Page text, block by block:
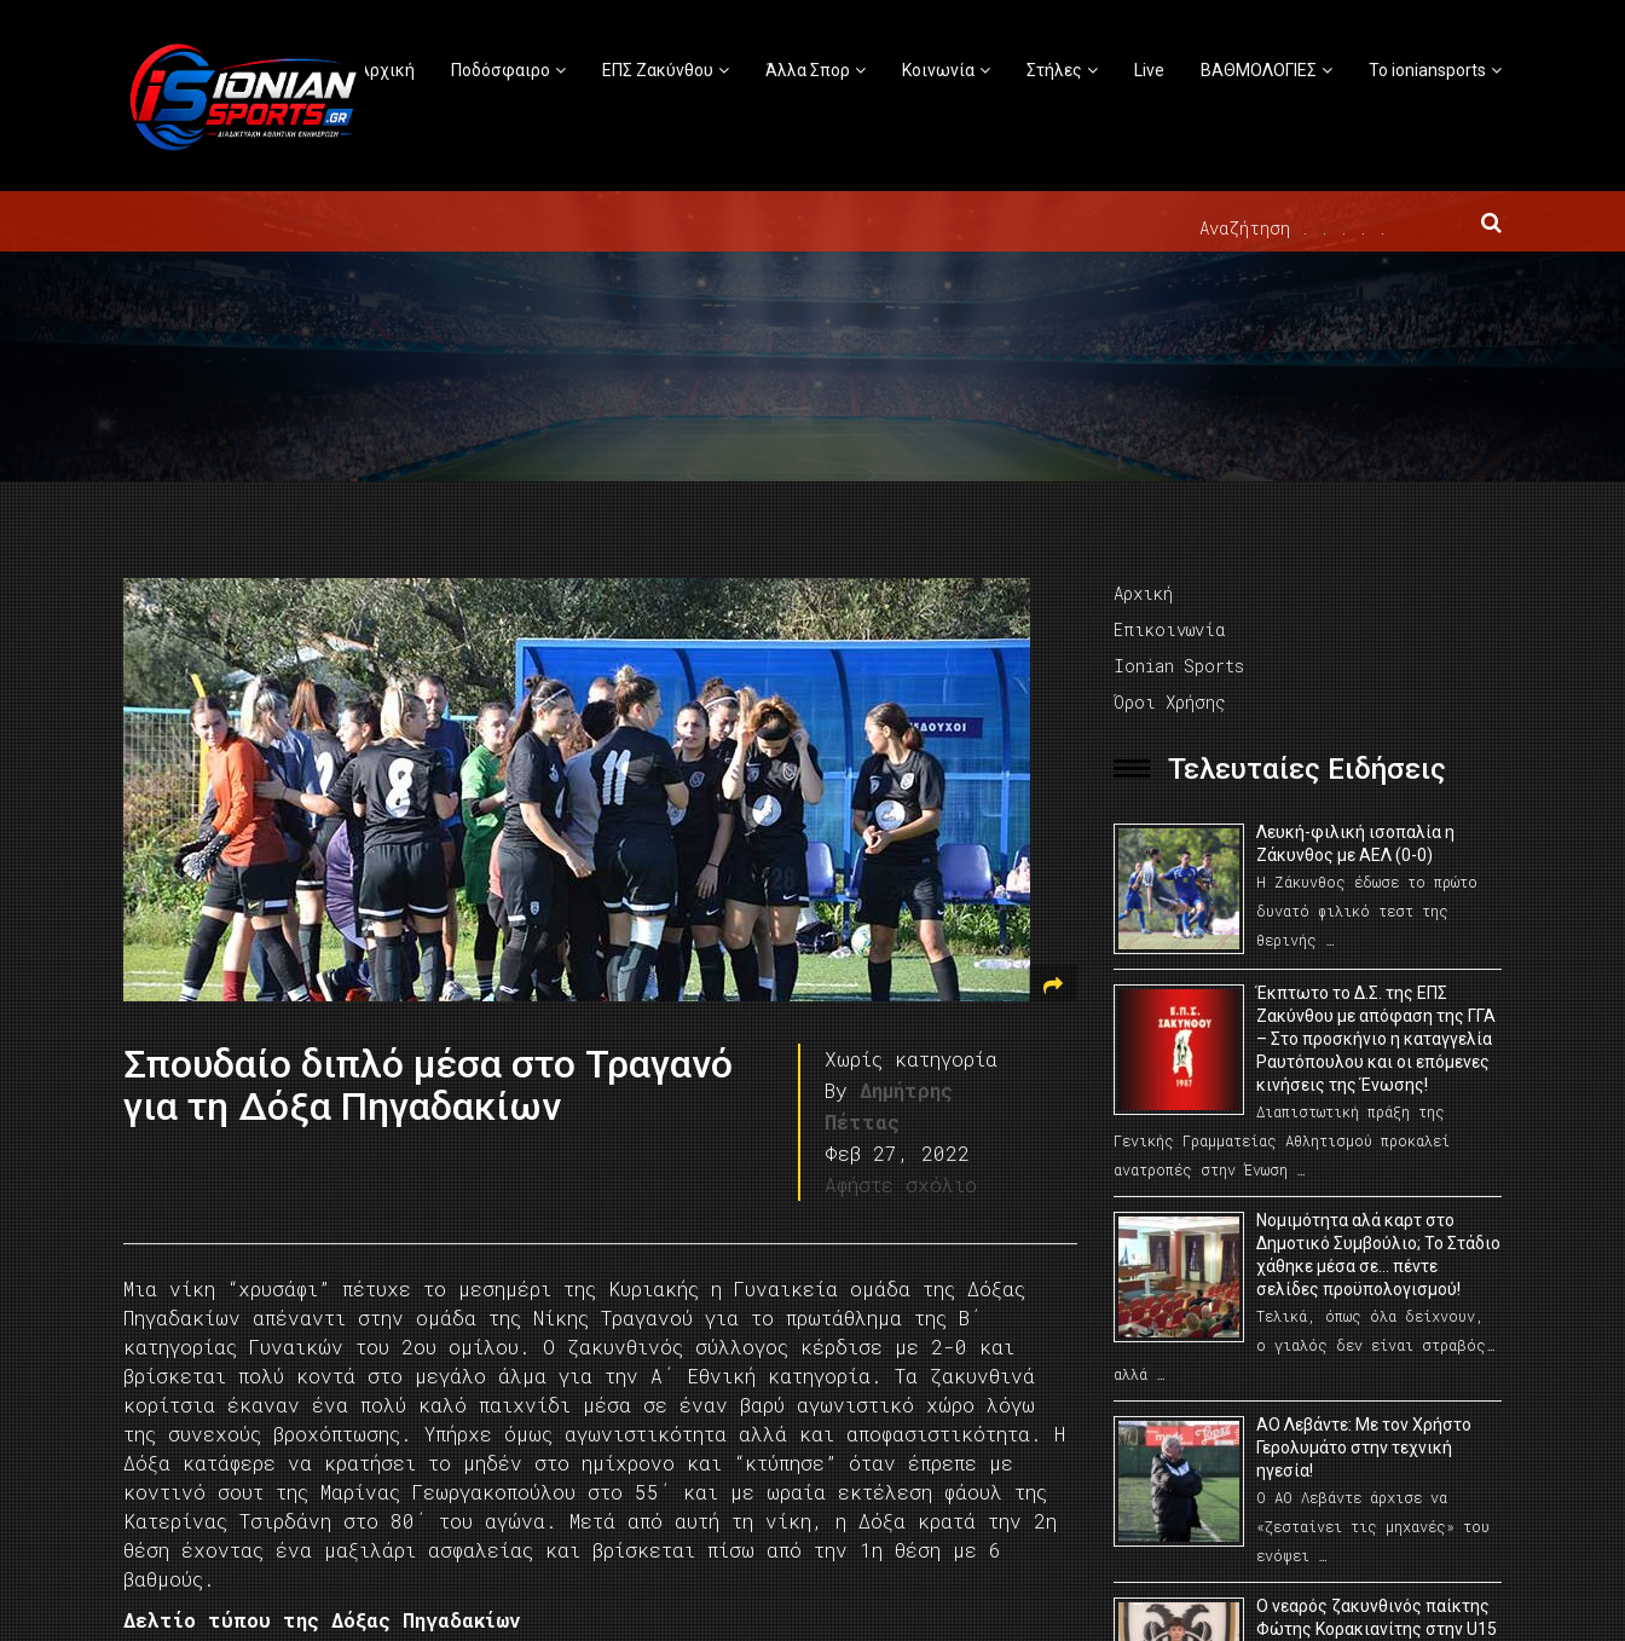
Αρχική Ποδόσφαιρο ΕΠΣ Ζακύνθου Άλλα Σπορ Κοινωνία Στήλες Live ΒΑΘΜΟΛΟΓΙΕΣ Το ioniansports
Σπουδαίο διπλό μέσα στο Τραγανό
για τη Δόξα Πηγαδακίων
Χωρίς κατηγορία
By Δημήτρης
Πέττας
Φεβ 27, 2022
Αφήστε σχόλιο
Μια νίκη “χρυσάφι” πέτυχε το μεσημέρι της Κυριακής η Γυναικεία ομάδα της Δόξας
Πηγαδακίων απέναντι στην ομάδα της Νίκης Τραγανού για το πρωτάθλημα της Β΄
κατηγορίας Γυναικών του 2ου ομίλου. Ο ζακυνθινός σύλλογος κέρδισε με 2-0 και
βρίσκεται πολύ κοντά στο μεγάλο άλμα για την Α΄ Εθνική κατηγορία. Τα ζακυνθινά
κορίτσια έκαναν ένα πολύ καλό παιχνίδι μέσα σε έναν βαρύ αγωνιστικό χώρο λόγω
της συνεχούς βροχόπτωσης. Υπήρχε όμως αγωνιστικότητα αλλά και αποφασιστικότητα. Η
Δόξα κατάφερε να κρατήσει το μηδέν στο ημίχρονο και “κτύπησε” όταν έπρεπε με
κοντινό σουτ της Μαρίνας Γεωργακοπούλου στο 55΄ και με ωραία εκτέλεση φάουλ της
Κατερίνας Τσιρδάνη στο 80΄ του αγώνα. Μετά από αυτή τη νίκη, η Δόξα κρατά την 2η
θέση έχοντας ένα μαξιλάρι ασφαλείας και βρίσκεται πίσω από την 1η θέση με 6
βαθμούς.
Δελτίο τύπου της Δόξας Πηγαδακίων
Αρχική
Επικοινωνία
Ionian Sports
Όροι Χρήσης
Τελευταίες Ειδήσεις
Λευκή-φιλική ισοπαλία η
Ζάκυνθος με ΑΕΛ (0-0)
Η Ζάκυνθος έδωσε το πρώτο
δυνατό φιλικό τεστ της
θερινής …
Έκπτωτο το Δ.Σ. της ΕΠΣ
Ζακύνθου με απόφαση της ΓΓΑ
– Στο προσκήνιο η καταγγελία
Ραυτόπουλου και οι επόμενες
κινήσεις της Ένωσης!
Διαπιστωτική πράξη της
Γενικής Γραμματείας Αθλητισμού προκαλεί
ανατροπές στην Ένωση …
Νομιμότητα αλά καρτ στο
Δημοτικό Συμβούλιο; Το Στάδιο
χάθηκε μέσα σε… πέντε
σελίδες προϋπολογισμού!
Τελικά, όπως όλα δείχνουν,
ο γιαλός δεν είναι στραβός…
αλλά …
ΑΟ Λεβάντε: Με τον Χρήστο
Γερολυμάτο στην τεχνική
ηγεσία!
Ο ΑΟ Λεβάντε άρχισε να
«ζεσταίνει τις μηχανές» του
ενόψει …
O νεαρός ζακυνθινός παίκτης
Φώτης Κορακιανίτης στην U15